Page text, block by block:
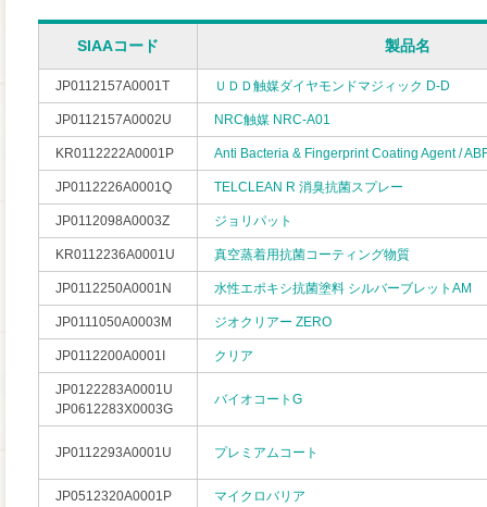
SIAAコード 製品名
JP0112157A0001T ＵＤＤ触媒ダイヤモンドマジィック D-D
JP0112157A0002U NRC触媒 NRC-A01
KR0112222A0001P Anti Bacteria & Fingerprint Coating Agent /
JP0112226A0001Q TELCLEAN R 消臭抗菌スプレー
JP0112098A0003Z ジョリパット
KR0112236A0001U 真空蒸着用抗菌コーティング物質
JP0112250A0001N 水性エポキシ抗菌塗料 シルバーブレットAM
JP0111050A0003M ジオクリアー ZERO
JP0112200A0001I クリア
JP0122283A0001U
JP0612283X0003G
バイオコートG
JP0112293A0001U プレミアムコート
JP0512320A0001P マイクロバリア